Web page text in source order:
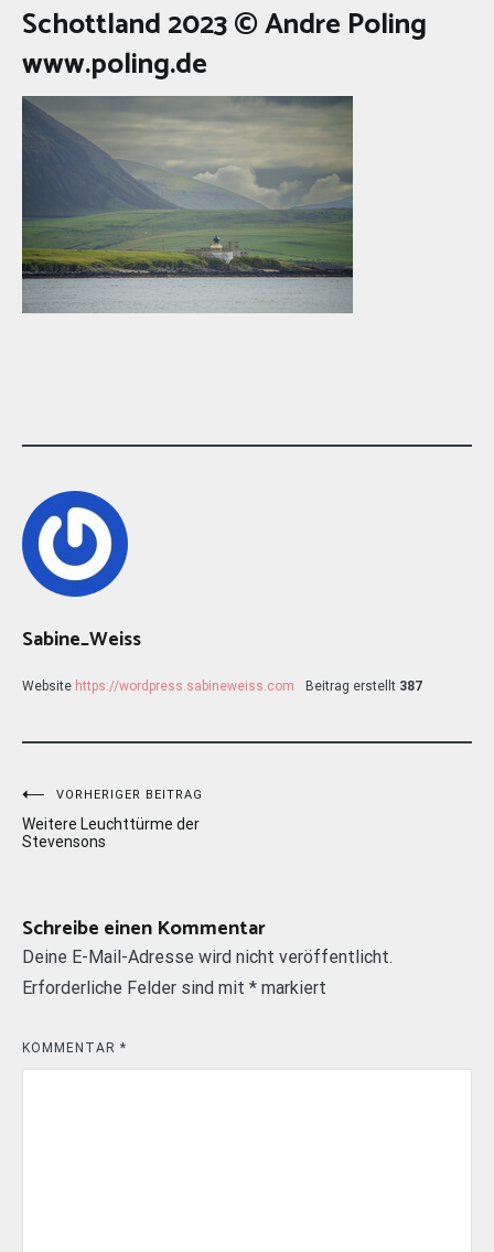
Schottland 2023 © Andre Poling
www.poling.de
Sabine_Weiss
Website https://wordpress.sabineweiss.com Beitrag erstellt 387
Beitragsnavigation
VORHERIGER BEITRAG
Weitere Leuchttürme der
Stevensons
Schreibe einen Kommentar
Deine E-Mail-Adresse wird nicht veröffentlicht.
Erforderliche Felder sind mit * markiert
KOMMENTAR *